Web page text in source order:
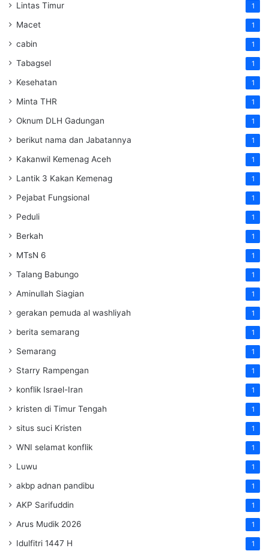
Lintas Timur 1
Macet 1
cabin 1
Tabagsel 1
Kesehatan 1
Minta THR 1
Oknum DLH Gadungan 1
berikut nama dan Jabatannya 1
Kakanwil Kemenag Aceh 1
Lantik 3 Kakan Kemenag 1
Pejabat Fungsional 1
Peduli 1
Berkah 1
MTsN 6 1
Talang Babungo 1
Aminullah Siagian 1
gerakan pemuda al washliyah 1
berita semarang 1
Semarang 1
Starry Rampengan 1
konflik Israel-Iran 1
kristen di Timur Tengah 1
situs suci Kristen 1
WNI selamat konflik 1
Luwu 1
akbp adnan pandibu 1
AKP Sarifuddin 1
Arus Mudik 2026 1
Idulfitri 1447 H 1